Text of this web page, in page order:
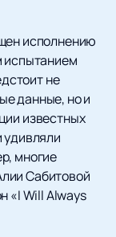
исполнению
испытанием
не
данные, но и
известных
удивляли
многие
Сабитовой
«I Will Always